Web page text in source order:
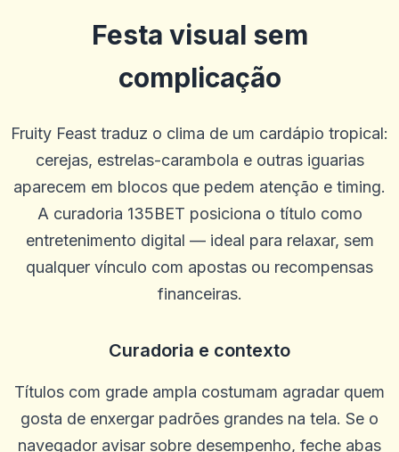
Festa visual sem
complicação
Fruity Feast traduz o clima de um cardápio tropical:
cerejas, estrelas-carambola e outras iguarias
aparecem em blocos que pedem atenção e timing.
A curadoria 135BET posiciona o título como
entretenimento digital — ideal para relaxar, sem
qualquer vínculo com apostas ou recompensas
financeiras.
Curadoria e contexto
Títulos com grade ampla costumam agradar quem
gosta de enxergar padrões grandes na tela. Se o
navegador avisar sobre desempenho, feche abas
Betus. Tem sido um livro de esportes muito bom e tem bons jogos
de cassino.
2025-10-15 07:14:11
uauoooo!!!
S
2025-10-01 07:09:57
Só posso recomendar que não há problemas e o dinheiro é pago em
um dia em um dia
0 0